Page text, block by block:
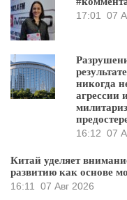
17:01 07
никогда
агрессии
16:12 07
Китай уделяет
развитию как основе
16:11 07 Авг 2026